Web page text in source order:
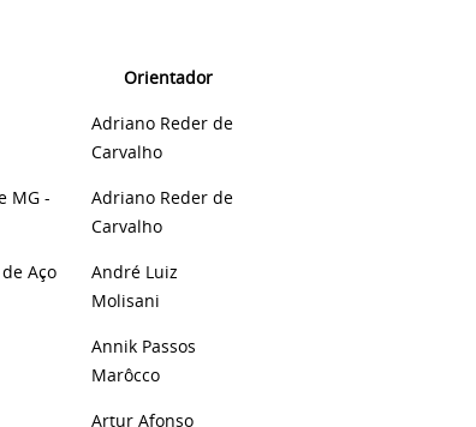
Orientador
Adriano Reder de
Carvalho
MG -
Adriano Reder de
Carvalho
Aço
André Luiz
Molisani
Annik Passos
Marôcco
Artur Afonso